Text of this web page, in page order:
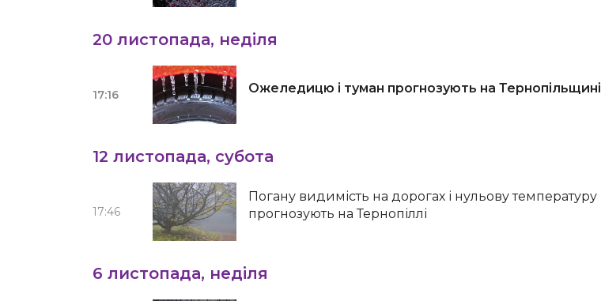
20 листопада, неділя
17:16 Ожеледицю і туман прогнозують на Тернопільщині
12 листопада, субота
17:46
Погану видимість на дорогах і нульову температуру
прогнозують на Тернопіллі
6 листопада, неділя